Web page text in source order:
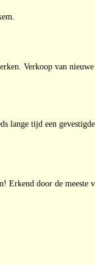
Verkoop van
tijd een
door de